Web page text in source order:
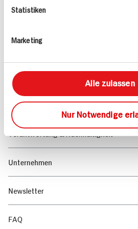
Statistiken
Marketing
Alle zulassen
Nur Notwendige
Marktfinder
Unser Magazin
Unternehmen
Newsletter
FAQ